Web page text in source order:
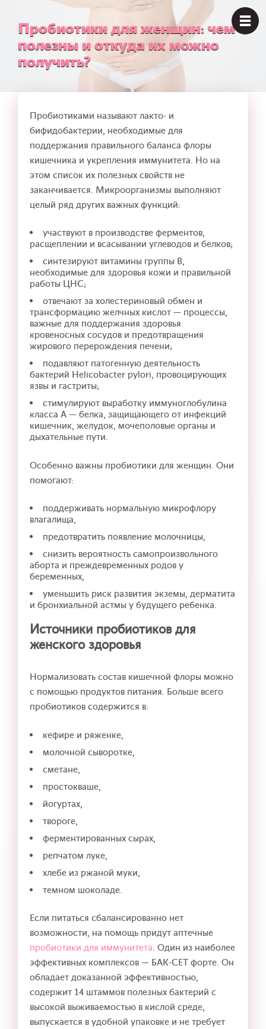
Пробиотики для женщин: чем
полезны и откуда их можно
получить?
Пробиотиками называют лакто- и
бифидобактерии, необходимые для
поддержания правильного баланса флоры
кишечника и укрепления иммунитета. Но на
этом список их полезных свойств не
заканчивается. Микроорганизмы выполняют
целый ряд других важных функций:
участвуют в производстве ферментов,
расщеплении и всасывании углеводов и белков;
синтезируют витамины группы В,
необходимые для здоровья кожи и правильной
работы ЦНС;
отвечают за холестериновый обмен и
трансформацию желчных кислот — процессы,
важные для поддержания здоровья
кровеносных сосудов и предотвращения
жирового перерождения печени;
подавляют патогенную деятельность
бактерий Helicobacter pylori, провоцирующих
язвы и гастриты;
стимулируют выработку иммуноглобулина
класса А — белка, защищающего от инфекций
кишечник, желудок, мочеполовые органы и
дыхательные пути.
Особенно важны пробиотики для женщин. Они
помогают:
поддерживать нормальную микрофлору
влагалища,
предотвратить появление молочницы,
снизить вероятность самопроизвольного
аборта и преждевременных родов у
беременных,
уменьшить риск развития экземы, дерматита
и бронхиальной астмы у будущего ребенка.
Источники пробиотиков для
женского здоровья
Нормализовать состав кишечной флоры можно
с помощью продуктов питания. Больше всего
пробиотиков содержится в:
кефире и ряженке,
молочной сыворотке,
сметане,
простокваше,
йогуртах,
твороге,
ферментированных сырах,
репчатом луке,
хлебе из ржаной муки,
темном шоколаде.
Если питаться сбалансированно нет
возможности, на помощь придут аптечные
пробиотики для иммунитета. Один из наиболее
эффективных комплексов — БАК-СЕТ форте. Он
обладает доказанной эффективностью,
содержит 14 штаммов полезных бактерий с
высокой выживаемостью в кислой среде,
выпускается в удобной упаковке и не требует